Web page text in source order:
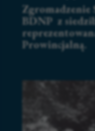
Zgromadzenie
BDNP z
Prowincjalną.